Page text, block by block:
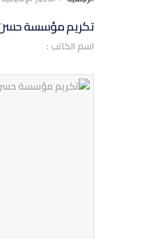
تكريم مؤسسة حسن
اسم الكاتب :